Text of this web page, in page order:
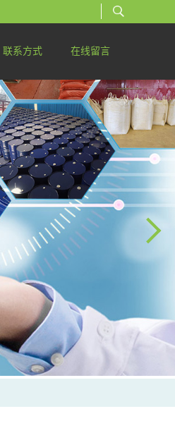
联系方式 在线留言